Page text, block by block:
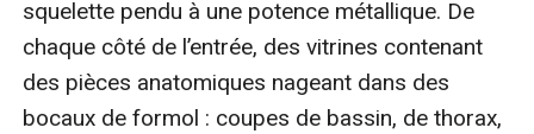
squelette pendu à une potence métallique. De
chaque côté de l’entrée, des vitrines contenant
des pièces anatomiques nageant dans des
bocaux de formol : coupes de bassin, de thorax,